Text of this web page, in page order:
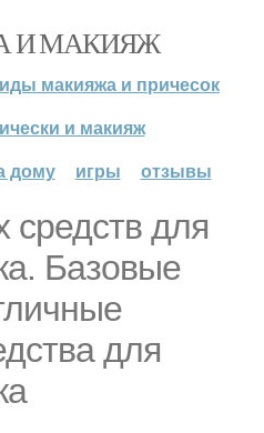
И МАКИЯЖ
макияжа и причесок
и макияж
дому
игры отзывы
средств для
Базовые
для